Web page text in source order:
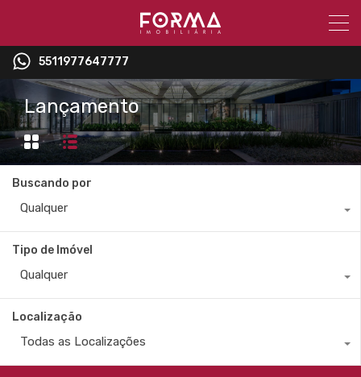
5511977647777
Lançamento
Buscando por
Qualquer
Tipo de Imóvel
Qualquer
Localização
Todas as Localizações